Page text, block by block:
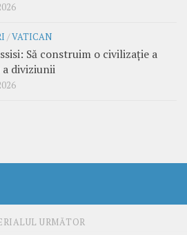
/VATICAN
Să construim o civilizație a
diviziunii
URMĂTOR